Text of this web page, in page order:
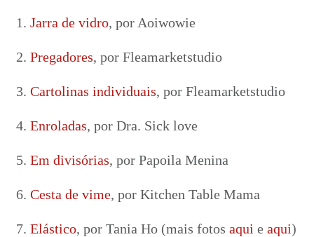
1. Jarra de vidro, por Aoiwowie
2. Pregadores, por Fleamarketstudio
3. Cartolinas individuais, por Fleamarketstudio
4. Enroladas, por Dra. Sick love
5. Em divisórias, por Papoila Menina
6. Cesta de vime, por Kitchen Table Mama
7. Elástico, por Tania Ho (mais fotos aqui e aqui)